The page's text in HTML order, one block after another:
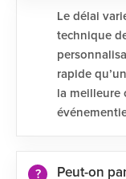
Le délai
technique
rapide
la
Peut-on